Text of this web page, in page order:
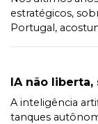
estratégicos,
Portugal,
IA não liberta,
A inteligência
tanques